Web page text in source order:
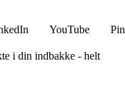
YouTube
i din indbakke - helt